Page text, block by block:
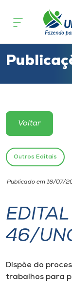
Cursos
Atendimento ao
Portal de Ensino
Unoesc
I.nova
Diplomados
Voltar
Outros Editais
Publicado em 16/07/
EDITAL
46/
Dispõe do
trabalhos para